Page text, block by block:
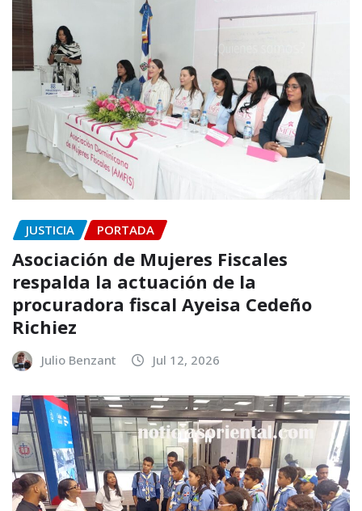
JUSTICIA PORTADA
Asociación de Mujeres Fiscales
respalda la actuación de la
procuradora fiscal Ayeisa Cedeño
Richiez
Julio Benzant Jul 12, 2026